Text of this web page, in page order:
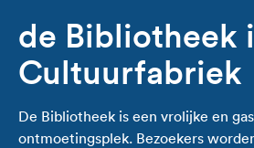
de Bibliotheek
Cultuurfabriek
De Bibliotheek is een vrolijke en
ontmoetingsplek. Bezoekers